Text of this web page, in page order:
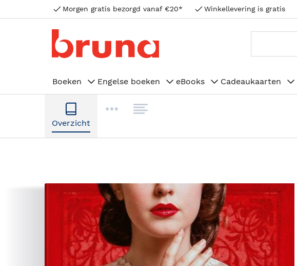
Morgen gratis bezorgd vanaf €20* Winkellevering is gratis
Boeken Engelse boeken eBooks Cadeaukaarten
Overzicht